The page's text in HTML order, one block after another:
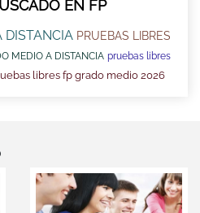
EN FP
DISTANCIA PRUEBAS LIBRES
MEDIO A DISTANCIA pruebas libres
libres fp grado medio 2026